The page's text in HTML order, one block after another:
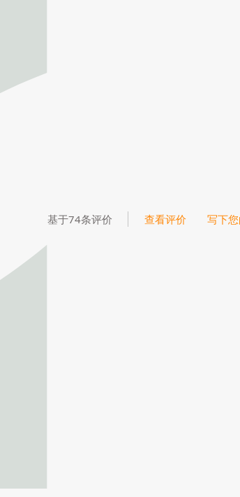
基于74条评价 查看评价 写下